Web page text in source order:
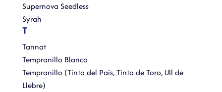
Supernova Seedless
Syrah
T
Tannat
Tempranillo Blanco
Tempranillo (Tinta del País, Tinta de Toro, Ull de
Llebre)